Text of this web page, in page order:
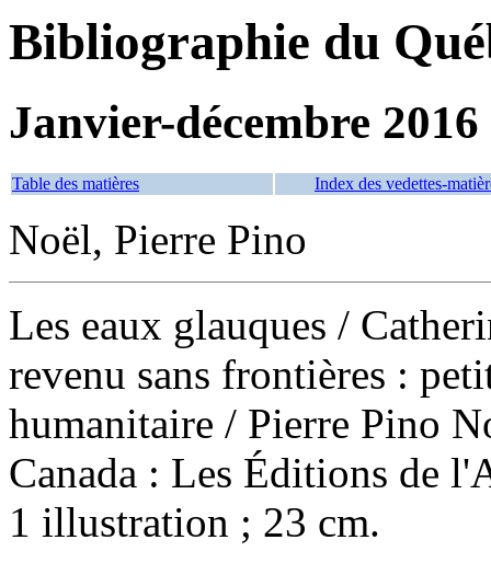
Bibliographie du
Janvier-décembre 2016
Table des matières Index des vedettes-
Noël, Pierre Pino
Les eaux glauques /
revenu sans frontières :
humanitaire / Pierre Pino
Canada : Les Éditions de
1 illustration ; 23 cm.